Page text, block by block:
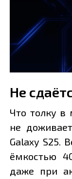
Не
Что толку
не
Galaxy S25.
ёмкостью
даже при